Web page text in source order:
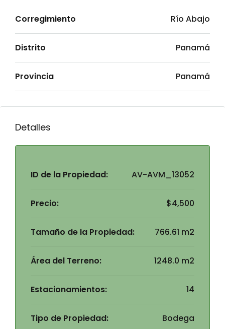
Corregimiento Río Abajo
Distrito Panamá
Provincia Panamá
Detalles
ID de la Propiedad: AV-AVM_13052
Precio: $4,500
Tamaño de la Propiedad: 766.61 m2
Área del Terreno: 1248.0 m2
Estacionamientos: 14
Tipo de Propiedad: Bodega